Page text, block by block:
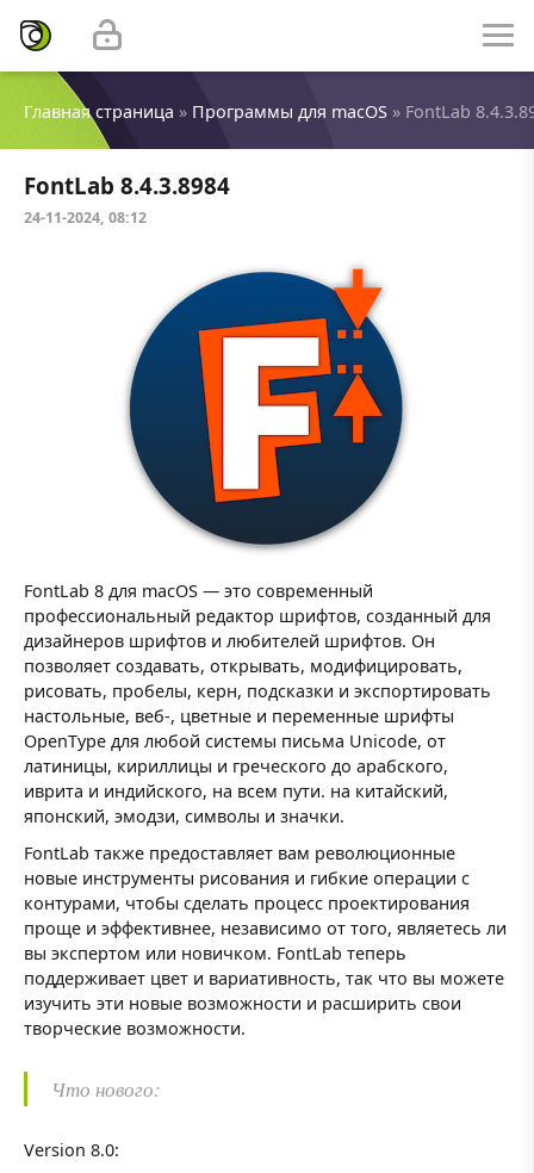
Главная страница » Программы для macOS » FontLab
FontLab 8.4.3.8984
24-11-2024, 08:12
FontLab 8 для macOS — это современный
профессиональный редактор шрифтов, созданный для
дизайнеров шрифтов и любителей шрифтов. Он
позволяет создавать, открывать, модифицировать,
рисовать, пробелы, керн, подсказки и экспортировать
настольные, веб-, цветные и переменные шрифты
OpenType для любой системы письма Unicode, от
латиницы, кириллицы и греческого до арабского,
иврита и индийского, на всем пути. на китайский,
японский, эмодзи, символы и значки.
FontLab также предоставляет вам революционные
новые инструменты рисования и гибкие операции с
контурами, чтобы сделать процесс проектирования
проще и эффективнее, независимо от того, являетесь ли
вы экспертом или новичком. FontLab теперь
поддерживает цвет и вариативность, так что вы можете
изучить эти новые возможности и расширить свои
творческие возможности.
Что нового:
Version 8.0: